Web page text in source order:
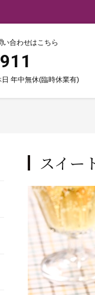
合わせはこちら
年中無休(臨時休業有)
スイー